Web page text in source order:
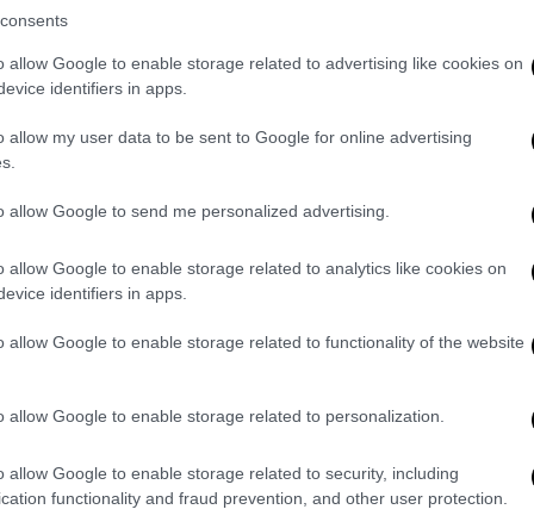
allow Google to enable storage related to advertising like cookies on
identifiers in apps.
allow my user data to be sent to Google for online advertising
allow Google to send me personalized advertising.
allow Google to enable storage related to analytics like cookies on
identifiers in apps.
allow Google to enable storage related to functionality of the website
allow Google to enable storage related to personalization.
allow Google to enable storage related to security, including
functionality and fraud prevention, and other user protection.
στην ανάγκη διεύρυνσης της
πως «οι σχέσεις μας οφείλουν να
διττή προσέγγιση».
την αντιμετώπιση περιφερειακών
Λιβύη, το Μεσανατολικό, η Υεμένη, η
Και ειδικότερα για την
συνεπειών τους, αλλά και άλλων
ανοχής και η εκδίωξη
Τσίπρας και πρόσθεσε: «Αφετέρου η
στους τομείς της οικονομίας, της
της κοινωνίας των πολιτών».
κρίση που κλόνισε αρχικά την
και στην υπόλοιπη Ευρώπη, όπως
παράδειγμα για την κατανόηση της
απάντησή μας πρέπει να